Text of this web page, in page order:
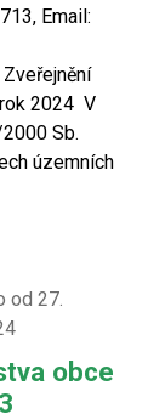
Email:
2024 V
Sb.
územních
od 27.
obce